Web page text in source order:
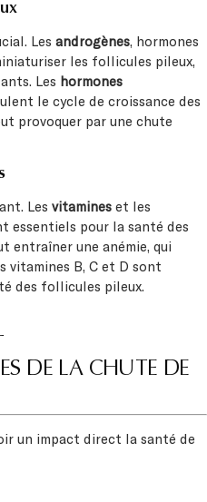
Les androgènes, hormones
les follicules pileux,
Les hormones
le cycle de croissance des
provoquer par une chute
Les vitamines et les
essentiels pour la santé des
entraîner une anémie, qui
vitamines B, C et D sont
des follicules pileux.
DE LA CHUTE DE
un impact direct la santé de